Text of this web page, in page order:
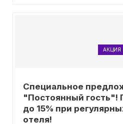
АКЦИЯ
Специальное
"Постоянный гость"!
до 15% при
отеля!